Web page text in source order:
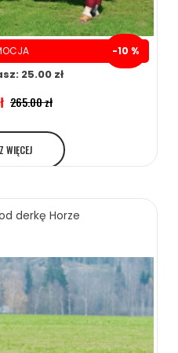
85.00 zł
-10 %
25.00 zł
265.00 zł
WIĘCEJ
derkę Horze